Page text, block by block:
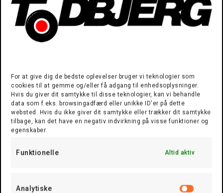
For at give dig de bedste oplevelser bruger vi teknologier som
cookies til at gemme og/eller få adgang til enhedsoplysninger.
Hvis du giver dit samtykke til disse teknologier, kan vi behandle
data som f.eks. browsingadfærd eller unikke ID'er på dette
websted. Hvis du ikke giver dit samtykke eller trækker dit samtykke
tilbage, kan det have en negativ indvirkning på visse funktioner og
egenskaber.
Funktionelle Altid aktiv
Analytiske
dobbeltdækkerbusser har
topmoderne udstyr og opfylder
de seneste sikkerheds- og
dobbeltdækkere, der kan rumme
fra 72 til 83 passagerer.
Todbjerg Busser stiller også
gerne turistbusser til rådighed
grupper der skal ud at rejse
og imødekommende chauffører